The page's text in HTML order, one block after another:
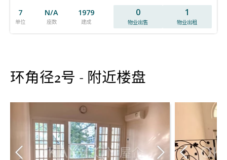
7
单位
N/A
座数
1979
建成
0
物业出售
1
物业出租
环角径2号 - 附近楼盘